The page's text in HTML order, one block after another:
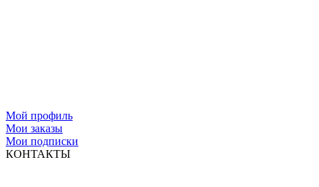
Мой профиль
Мои заказы
Мои подписки
КОНТАКТЫ